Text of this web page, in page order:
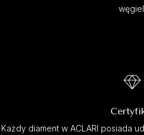
Każdy diament w ACLARI posiada